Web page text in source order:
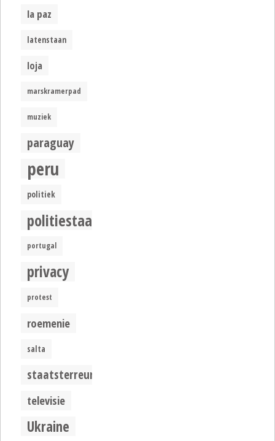
la paz
latenstaan
loja
marskramerpad
muziek
paraguay
peru
politiek
politiestaat
portugal
privacy
protest
roemenie
salta
staatsterreur
televisie
Ukraine